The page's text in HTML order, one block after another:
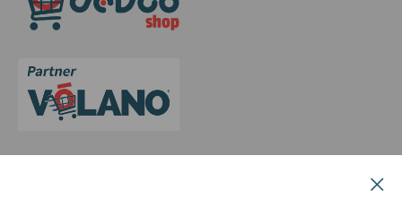
Contattaci
Privacy Policy
Aggiorna le preferenze sui cookie